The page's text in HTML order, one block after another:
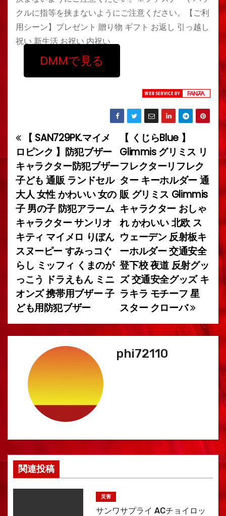
クルに指等を挟まないようにご注意ください。【ご利
用シーン】プレゼント 贈り物 ギフト お返し 引っ越し
祝い 新生活 お祝い 内祝い
DMMで見る
投
稿
ナ
ビ
ゲ
ー
シ
ョ
ン
【 くじらBlue 】
Glimmis グリミス リ
フレクターリフレク
ター キーホルダー 通
販 グリミス Glimmis
キャラクター おしゃ
れ かわいい 北欧 ス
ウェーデン 反射板キ
ーホルダー 交通安全
登下校 夜道 反射グッ
ズ 交通安全グッズ キ
ラキラ モチーフ 星
スター クローバ
【 SAN729PK.マイメ
ロピンク 】防犯ブザー
キャラクター防犯ブザー
子ども 通販 ランドセル
大人 女性 かわいい 女の
子 男の子 防犯アラーム
キャラクター サンリオ
キティ マイメロ りぼん
スヌーピー すみっコぐ
らし ミッフィ くまのが
っこう ドラえもん ミニ
オンズ 携帯用ブザー 子
ども用防犯ブザー
phi72110
関連投稿
災害
サンワサプライ ACチョイロッ